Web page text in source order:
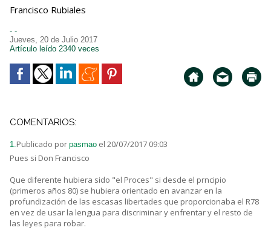
Francisco Rubiales
- -
Jueves, 20 de Julio 2017
Artículo leído 2340 veces
COMENTARIOS:
1.Publicado por pasmao el 20/07/2017 09:03
Pues si Don Francisco
Que diferente hubiera sido "el Proces" si desde el prncipio
(primeros años 80) se hubiera orientado en avanzar en la
profundización de las escasas libertades que proporcionaba el R78
en vez de usar la lengua para discriminar y enfrentar y el resto de
las leyes para robar.